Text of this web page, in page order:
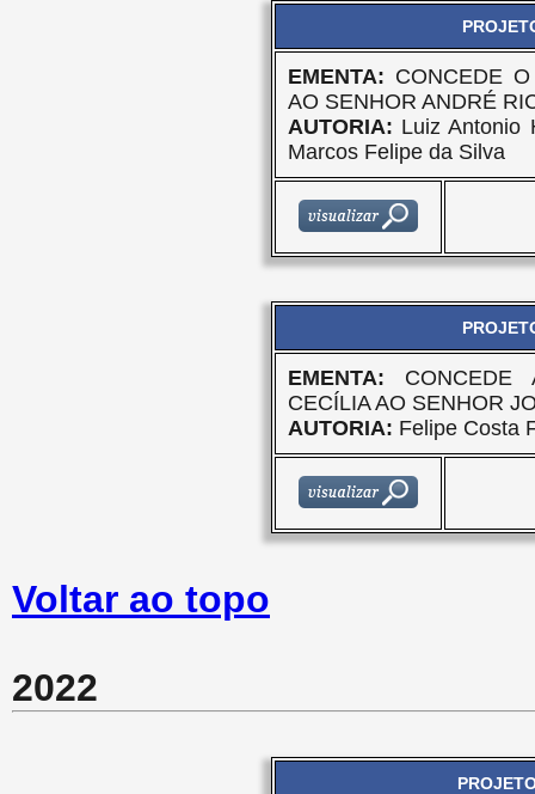
EMENTA: CONCEDE
AO SENHOR ANDRÉ
AUTORIA: Luiz Antonio
Marcos Felipe da Silva
EMENTA:
CECÍLIA AO SENHOR
AUTORIA: Felipe Costa
Voltar ao topo
2022